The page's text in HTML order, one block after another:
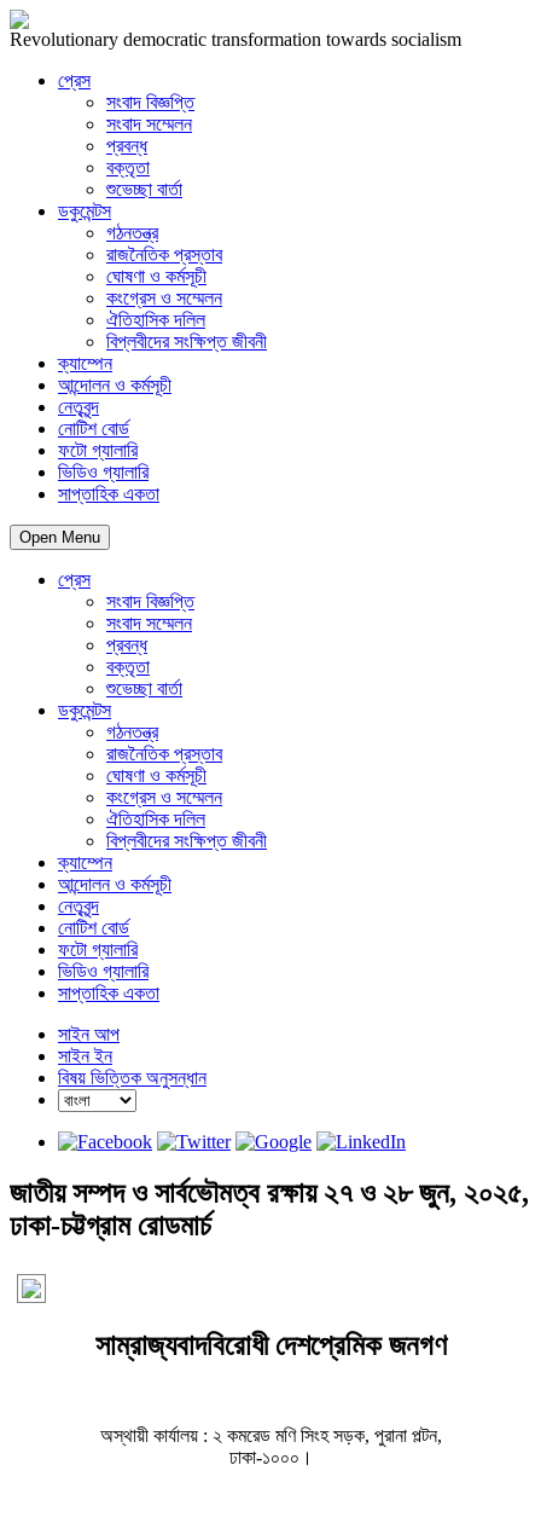
Revolutionary democratic transformation towards socialism
প্রেস
সংবাদ বিজ্ঞপ্তি
সংবাদ সম্মেলন
প্রবন্ধ
বক্তৃতা
শুভেচ্ছা বার্তা
ডকুমেন্টস
গঠনতন্ত্র
রাজনৈতিক প্রস্তাব
ঘোষণা ও কর্মসূচী
কংগ্রেস ও সম্মেলন
ঐতিহাসিক দলিল
বিপ্লবীদের সংক্ষিপ্ত জীবনী
ক্যাম্পেন
আন্দোলন ও কর্মসূচী
নেতৃবৃন্দ
নোটিশ বোর্ড
ফটো গ্যালারি
ভিডিও গ্যালারি
সাপ্তাহিক একতা
Open Menu
প্রেস
সংবাদ বিজ্ঞপ্তি
সংবাদ সম্মেলন
প্রবন্ধ
বক্তৃতা
শুভেচ্ছা বার্তা
ডকুমেন্টস
গঠনতন্ত্র
রাজনৈতিক প্রস্তাব
ঘোষণা ও কর্মসূচী
কংগ্রেস ও সম্মেলন
ঐতিহাসিক দলিল
বিপ্লবীদের সংক্ষিপ্ত জীবনী
ক্যাম্পেন
আন্দোলন ও কর্মসূচী
নেতৃবৃন্দ
নোটিশ বোর্ড
ফটো গ্যালারি
ভিডিও গ্যালারি
সাপ্তাহিক একতা
সাইন আপ
সাইন ইন
বিষয় ভিত্তিক অনুসন্ধান
জাতীয় সম্পদ ও সার্বভৌমত্ব রক্ষায় ২৭ ও ২৮ জুন, ২০২৫,
ঢাকা-চট্টগ্রাম রোডমার্চ
সাম্রাজ্যবাদবিরোধী দেশপ্রেমিক জনগণ
অস্থায়ী কার্যালয় : ২ কমরেড মণি সিংহ সড়ক, পুরানা পল্টন,
ঢাকা-১০০০।